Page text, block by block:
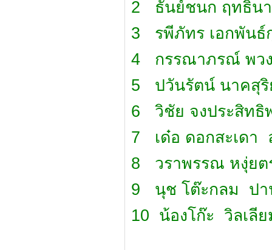
2 ธันย์ชนก ฤทธิน
3 รพีภัทร เอกพันธ์
4 กรรณาภรณ์ พว
5 ปวันรัตน์ นาคสุ
6 วิชัย จงประสิทธิ
7 เด๋อ ดอกสะเดา
8 วราพรรณ หงุ่ยต
9 นุช โต๊ะกลม ปา
10 น้องโก๊ะ วิลเลี